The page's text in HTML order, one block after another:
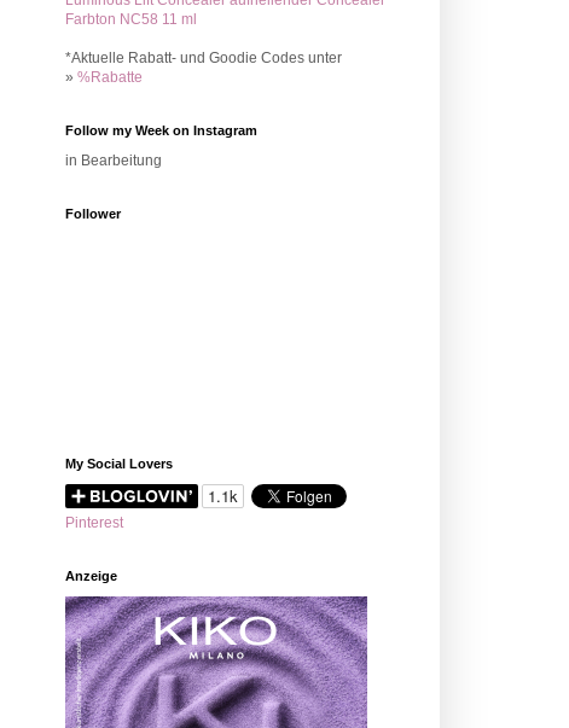
Farbton NC58 11 ml
*Aktuelle Rabatt- und Goodie Codes unter
» %Rabatte
Follow my Week on Instagram
in Bearbeitung
Follower
My Social Lovers
Pinterest
Anzeige